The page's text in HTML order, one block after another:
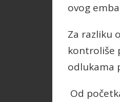
ovog
Za razliku
kontroliše
odlukama
Od